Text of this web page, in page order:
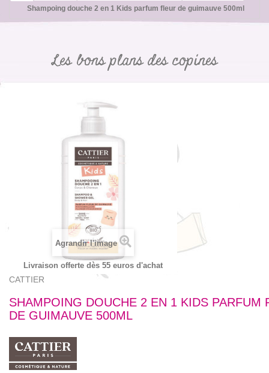
Shampoing douche 2 en 1 Kids parfum fleur de guimauve 500ml
Les bons plans des copines
Agrandir l'image
Livraison offerte dès 55 euros d'achat
CATTIER
SHAMPOING DOUCHE 2 EN 1 KIDS PARFUM
DE GUIMAUVE 500ML